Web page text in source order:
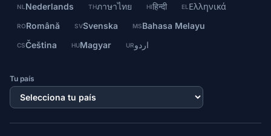
NL Nederlands THภาษาไทย HIहिन्दी EL Ελληνικά
RORomână SVSvenska MSBahasa Melayu
CSČeština HUMagyar URاردو
Tu país